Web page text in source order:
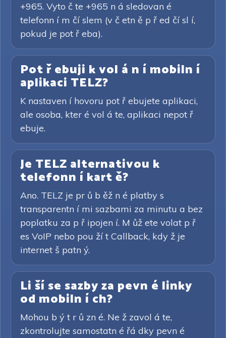
+965. Vyto č te +965 n á sledovan é
telefonn í m čí slem (v č etn ě p ř ed čí sl í,
pokud je pot ř eba).
Pot ř ebuji k vol á n í mobiln í
aplikaci TELZ?
K nastaven í hovoru pot ř ebujete aplikaci,
ale osoba, kter é vol á te, aplikaci nepot ř
ebuje.
Je TELZ alternativou k
telefonn í kart ě?
Ano. TELZ je pr ů b ěž n é platby s
transparentn í mi sazbami za minutu a bez
poplatku za p ř ipojen í. M ůž ete volat p ř
es VoIP nebo pou ží t Callback, kdy ž je
internet š patn ý.
Li ší se sazby za pevn é linky
od mobiln í ch?
Mohou b ý t r ů zn é. Ne ž zavol á te,
zkontrolujte samostatn é řá dky pevn é